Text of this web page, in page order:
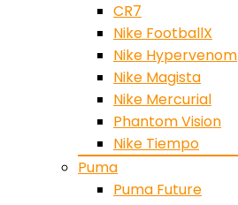
CR7
Nike FootballX
Nike Hypervenom
Nike Magista
Nike Mercurial
Phantom Vision
Nike Tiempo
Puma
Puma Future